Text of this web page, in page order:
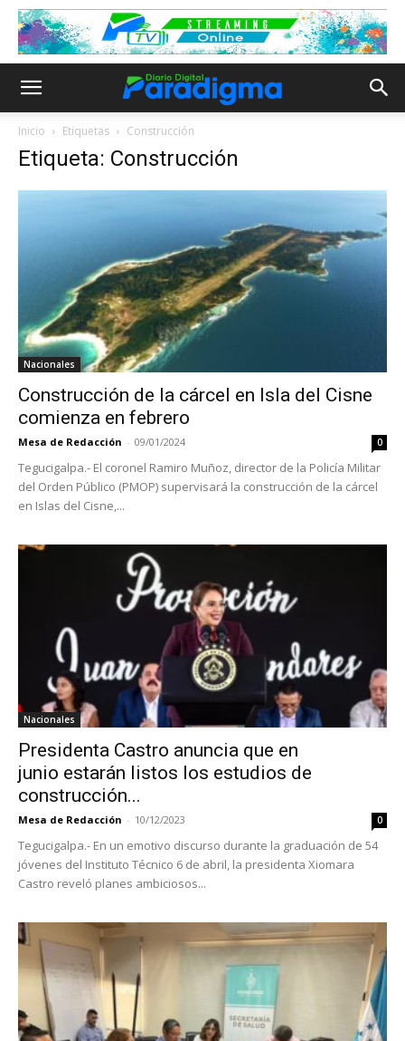
Inicio Etiquetas Construcción
Etiqueta: Construcción
Nacionales
Construcción de la cárcel en Isla del Cisne
comienza en febrero
Mesa de Redacción - 09/01/2024 0
Tegucigalpa.- El coronel Ramiro Muñoz, director de la Policía Militar
del Orden Público (PMOP) supervisará la construcción de la cárcel
en Islas del Cisne,...
Nacionales
Presidenta Castro anuncia que en
junio estarán listos los estudios de
construcción...
Mesa de Redacción - 10/12/2023 0
Tegucigalpa.- En un emotivo discurso durante la graduación de 54
jóvenes del Instituto Técnico 6 de abril, la presidenta Xiomara
Castro reveló planes ambiciosos...